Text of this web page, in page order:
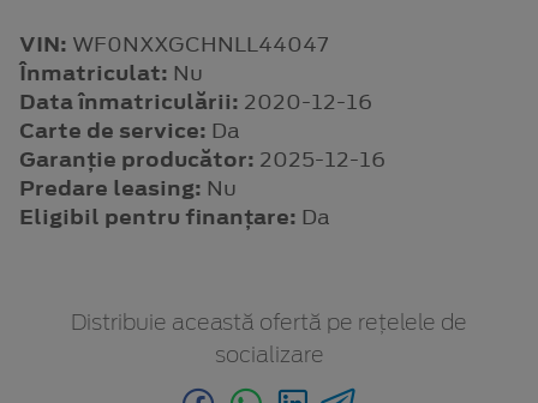
VIN: WF0NXXGCHNLL44047
Înmatriculat: Nu
Data înmatriculării: 2020-12-16
Carte de service: Da
Garanție producător: 2025-12-16
Predare leasing: Nu
Eligibil pentru finanțare: Da
Distribuie această ofertă pe rețelele de
socializare